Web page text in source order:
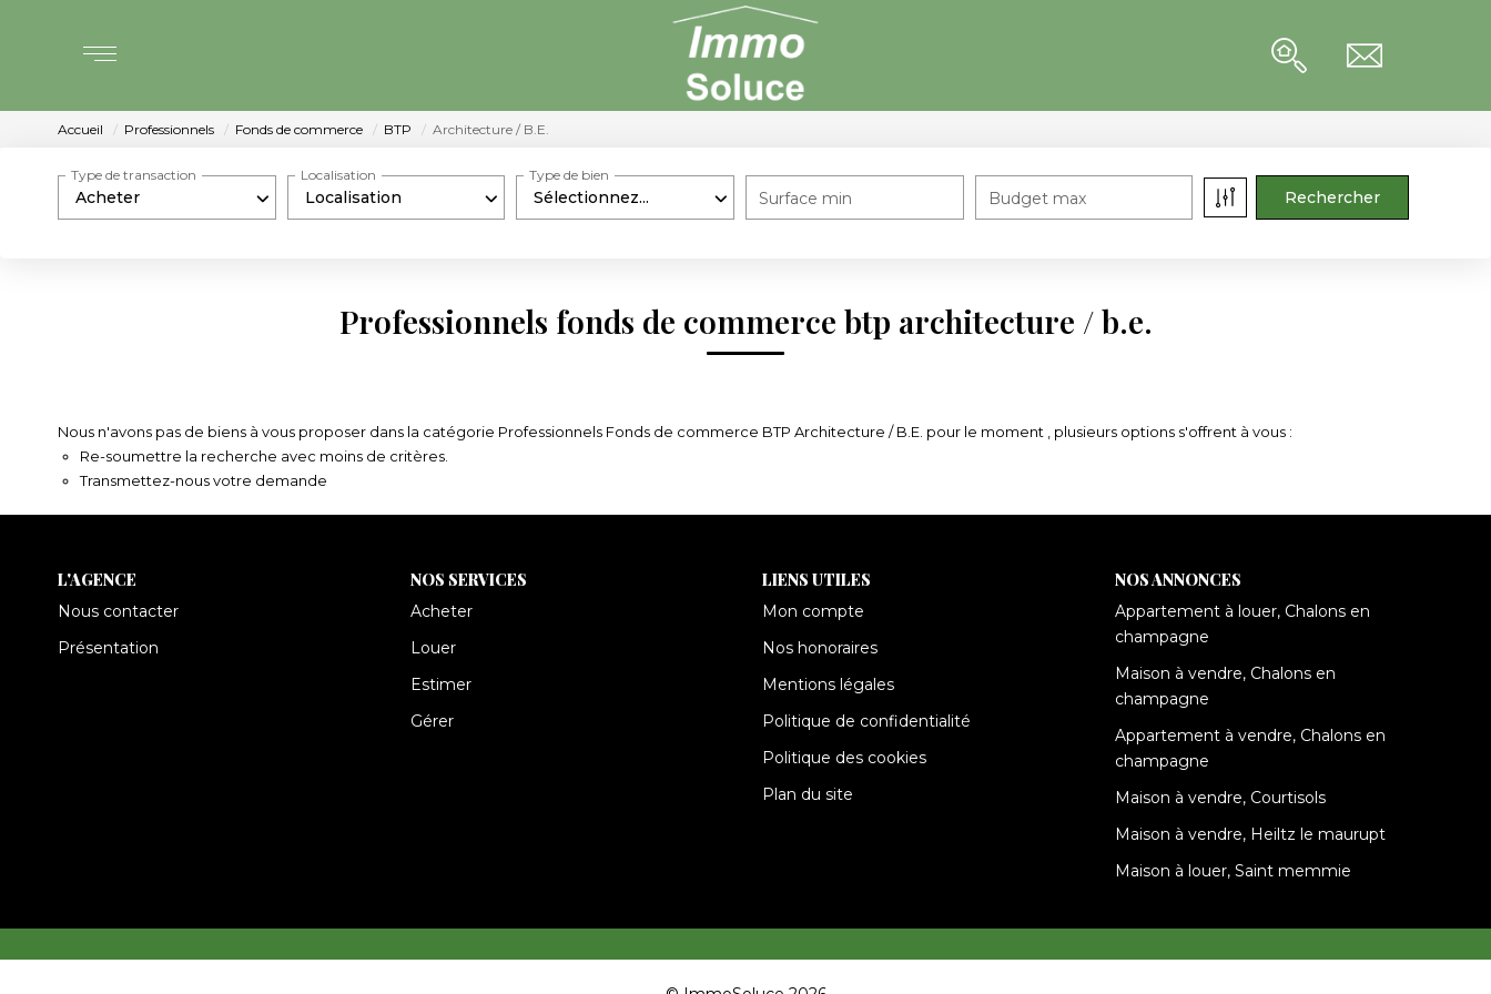
Accueil Professionnels Fonds de commerce BTP Architecture / B.E.
Acheter
Type de transaction
Localisation
Localisation
Sélectionnez...
Type de bien
Surface min Budget max
Professionnels fonds de commerce btp architecture / b.e.
Nous n'avons pas de biens à vous proposer dans la catégorie Professionnels Fonds de commerce BTP Architecture / B.E. pour le moment , plusieurs options s'offrent à vous :
Re-soumettre la recherche avec moins de critères.
Transmettez-nous votre demande
L'AGENCE
Nous contacter
Présentation
NOS SERVICES
Acheter
Louer
Estimer
Gérer
LIENS UTILES
Mon compte
Nos honoraires
Mentions légales
Politique de confidentialité
Politique des cookies
Plan du site
NOS ANNONCES
Appartement à louer, Chalons en
champagne
Maison à vendre, Chalons en
champagne
Appartement à vendre, Chalons en
champagne
Maison à vendre, Courtisols
Maison à vendre, Heiltz le maurupt
Maison à louer, Saint memmie